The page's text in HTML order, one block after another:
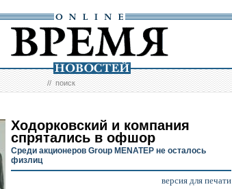
//поиск
Ходорковский и компания
спрятались в офшор
Среди акционеров Group MENATEP не осталось
физлиц
версия для печати